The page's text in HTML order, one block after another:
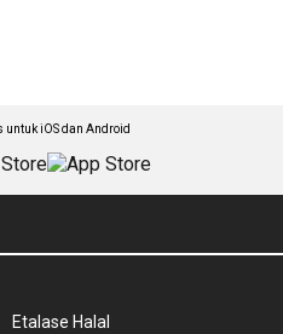
untuk iOS dan Android
Etalase Halal